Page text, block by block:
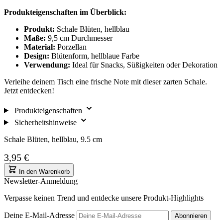
Produkteigenschaften im Überblick:
Produkt: Schale Blüten, hellblau
Maße: 9,5 cm Durchmesser
Material: Porzellan
Design: Blütenform, hellblaue Farbe
Verwendung: Ideal für Snacks, Süßigkeiten oder Dekoration
Verleihe deinem Tisch eine frische Note mit dieser zarten Schale.
Jetzt entdecken!
Produkteigenschaften
Sicherheitshinweise
Schale Blüten, hellblau, 9.5 cm
3,95 €
In den Warenkorb
Newsletter-Anmeldung
Verpasse keinen Trend und entdecke unsere Produkt-Highlights
Deine E-Mail-Adresse Abonnieren